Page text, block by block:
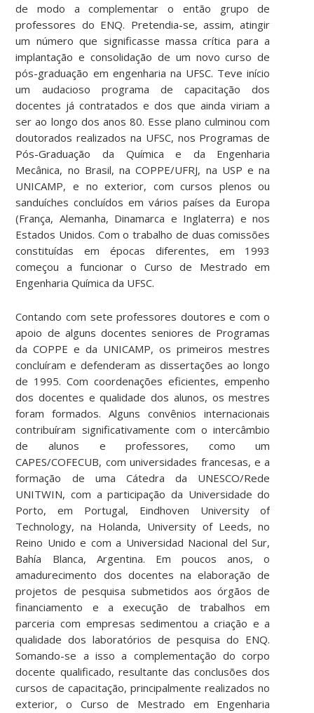
de modo a complementar o então grupo de
professores do ENQ. Pretendia-se, assim, atingir
um número que significasse massa crítica para a
implantação e consolidação de um novo curso de
pós-graduação em engenharia na UFSC. Teve início
um audacioso programa de capacitação dos
docentes já contratados e dos que ainda viriam a
ser ao longo dos anos 80. Esse plano culminou com
doutorados realizados na UFSC, nos Programas de
Pós-Graduação da Química e da Engenharia
Mecânica, no Brasil, na COPPE/UFRJ, na USP e na
UNICAMP, e no exterior, com cursos plenos ou
sanduíches concluídos em vários países da Europa
(França, Alemanha, Dinamarca e Inglaterra) e nos
Estados Unidos. Com o trabalho de duas comissões
constituídas em épocas diferentes, em 1993
começou a funcionar o Curso de Mestrado em
Engenharia Química da UFSC.
Contando com sete professores doutores e com o
apoio de alguns docentes seniores de Programas
da COPPE e da UNICAMP, os primeiros mestres
concluíram e defenderam as dissertações ao longo
de 1995. Com coordenações eficientes, empenho
dos docentes e qualidade dos alunos, os mestres
foram formados. Alguns convênios internacionais
contribuíram significativamente com o intercâmbio
de alunos e professores, como um
CAPES/COFECUB, com universidades francesas, e a
formação de uma Cátedra da UNESCO/Rede
UNITWIN, com a participação da Universidade do
Porto, em Portugal, Eindhoven University of
Technology, na Holanda, University of Leeds, no
Reino Unido e com a Universidad Nacional del Sur,
Bahía Blanca, Argentina. Em poucos anos, o
amadurecimento dos docentes na elaboração de
projetos de pesquisa submetidos aos órgãos de
financiamento e a execução de trabalhos em
parceria com empresas sedimentou a criação e a
qualidade dos laboratórios de pesquisa do ENQ.
Somando-se a isso a complementação do corpo
docente qualificado, resultante das conclusões dos
cursos de capacitação, principalmente realizados no
exterior, o Curso de Mestrado em Engenharia